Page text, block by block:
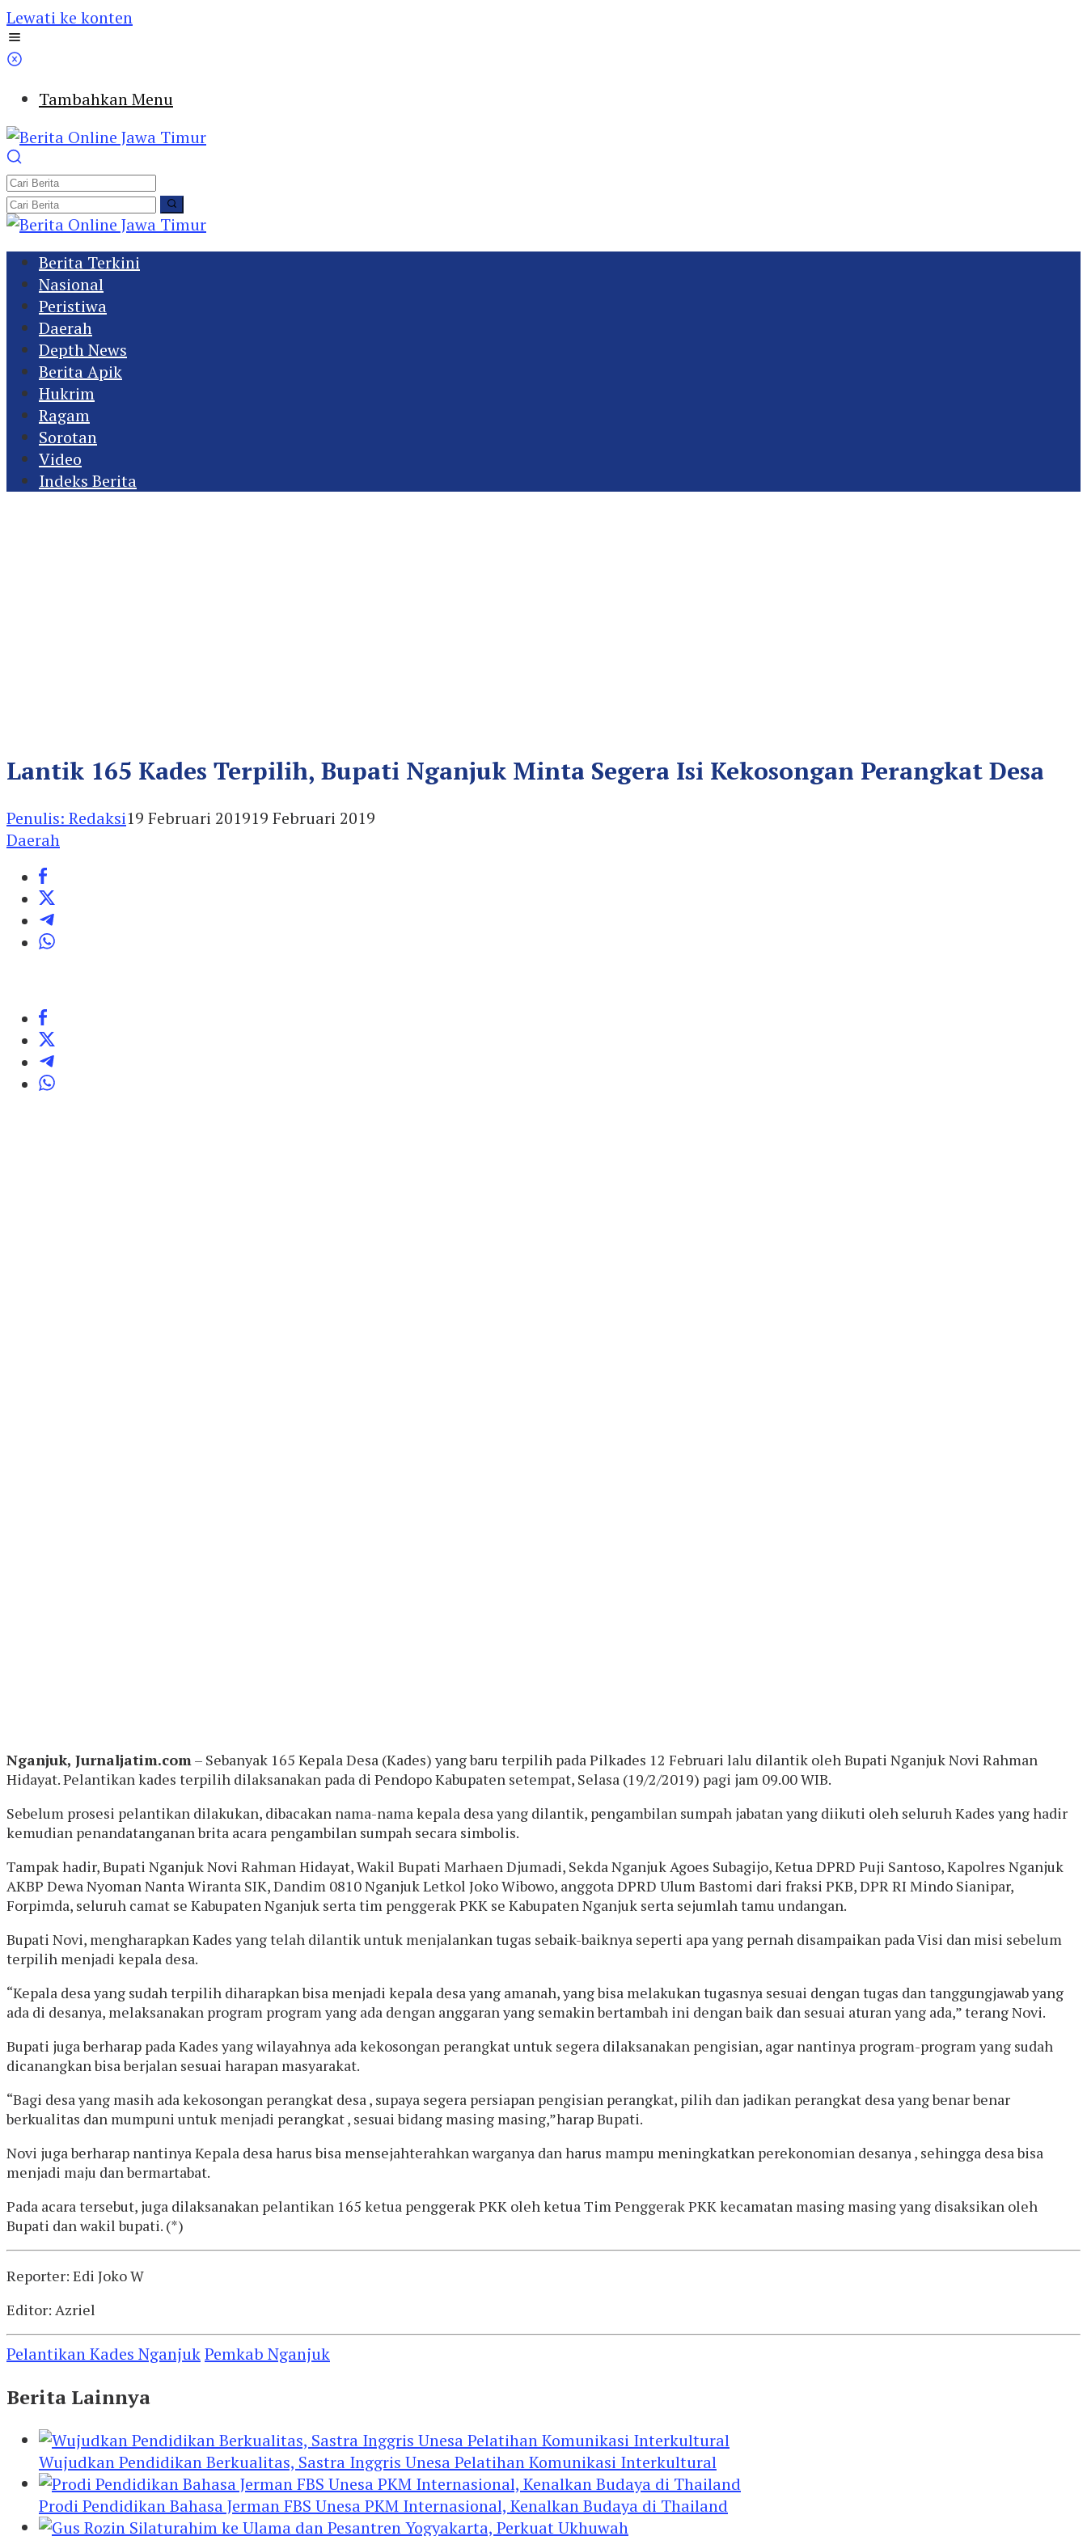
Lewati ke konten
Tambahkan Menu
Berita Terkini
Nasional
Peristiwa
Daerah
Depth News
Berita Apik
Hukrim
Ragam
Sorotan
Video
Indeks Berita
Lantik 165 Kades Terpilih, Bupati Nganjuk Minta Segera Isi Kekosongan Perangkat Desa
Penulis: Redaksi19 Februari 201919 Februari 2019
Daerah
Nganjuk, Jurnaljatim.com – Sebanyak 165 Kepala Desa (Kades) yang baru terpilih pada Pilkades 12 Februari lalu dilantik oleh Bupati Nganjuk Novi Rahman
Hidayat. Pelantikan kades terpilih dilaksanakan pada di Pendopo Kabupaten setempat, Selasa (19/2/2019) pagi jam 09.00 WIB.
Sebelum prosesi pelantikan dilakukan, dibacakan nama-nama kepala desa yang dilantik, pengambilan sumpah jabatan yang diikuti oleh seluruh Kades yang hadir
kemudian penandatanganan brita acara pengambilan sumpah secara simbolis.
Tampak hadir, Bupati Nganjuk Novi Rahman Hidayat, Wakil Bupati Marhaen Djumadi, Sekda Nganjuk Agoes Subagijo, Ketua DPRD Puji Santoso, Kapolres Nganjuk
AKBP Dewa Nyoman Nanta Wiranta SIK, Dandim 0810 Nganjuk Letkol Joko Wibowo, anggota DPRD Ulum Bastomi dari fraksi PKB, DPR RI Mindo Sianipar,
Forpimda, seluruh camat se Kabupaten Nganjuk serta tim penggerak PKK se Kabupaten Nganjuk serta sejumlah tamu undangan.
Bupati Novi, mengharapkan Kades yang telah dilantik untuk menjalankan tugas sebaik-baiknya seperti apa yang pernah disampaikan pada Visi dan misi sebelum
terpilih menjadi kepala desa.
“Kepala desa yang sudah terpilih diharapkan bisa menjadi kepala desa yang amanah, yang bisa melakukan tugasnya sesuai dengan tugas dan tanggungjawab yang
ada di desanya, melaksanakan program program yang ada dengan anggaran yang semakin bertambah ini dengan baik dan sesuai aturan yang ada,” terang Novi.
Bupati juga berharap pada Kades yang wilayahnya ada kekosongan perangkat untuk segera dilaksanakan pengisian, agar nantinya program-program yang sudah
dicanangkan bisa berjalan sesuai harapan masyarakat.
“Bagi desa yang masih ada kekosongan perangkat desa , supaya segera persiapan pengisian perangkat, pilih dan jadikan perangkat desa yang benar benar
berkualitas dan mumpuni untuk menjadi perangkat , sesuai bidang masing masing,”harap Bupati.
Novi juga berharap nantinya Kepala desa harus bisa mensejahterahkan warganya dan harus mampu meningkatkan perekonomian desanya , sehingga desa bisa
menjadi maju dan bermartabat.
Pada acara tersebut, juga dilaksanakan pelantikan 165 ketua penggerak PKK oleh ketua Tim Penggerak PKK kecamatan masing masing yang disaksikan oleh
Bupati dan wakil bupati. (*)
Reporter: Edi Joko W
Editor: Azriel
Pelantikan Kades NganjukPemkab Nganjuk
Berita Lainnya
Wujudkan Pendidikan Berkualitas, Sastra Inggris Unesa Pelatihan Komunikasi Interkultural
Prodi Pendidikan Bahasa Jerman FBS Unesa PKM Internasional, Kenalkan Budaya di Thailand